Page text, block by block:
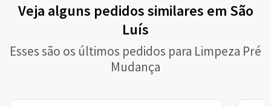
Veja alguns pedidos similares em São
Luís
Esses são os últimos pedidos para Limpeza Pré
Mudança